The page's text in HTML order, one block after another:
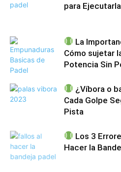
para
La
Cómo sujetar
Potencia Sin
¿Víbora o
Cada Golpe
Pista
Los 3
Hacer la